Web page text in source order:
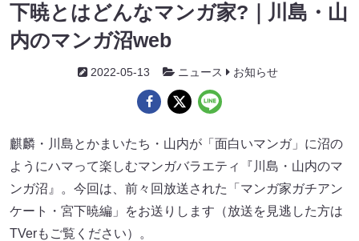
下暁とはどんなマンガ家?｜川島・山
内のマンガ沼web
2022-05-13 ニュース お知らせ
麒麟・川島とかまいたち・山内が「面白いマンガ」に沼の
ようにハマって楽しむマンガバラエティ『川島・山内のマ
ンガ沼』。今回は、前々回放送された「マンガ家ガチアン
ケート・宮下暁編」をお送りします（放送を見逃した方は
TVerもご覧ください）。